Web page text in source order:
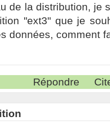
de la distribution, je
"ext3" que je
données, comment
Répondre